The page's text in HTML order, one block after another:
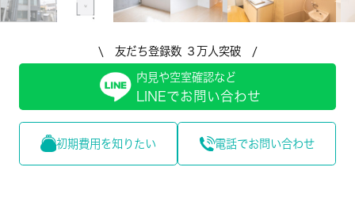
\ 友だち登録数 ３万人突破 /
内見や空室確認など
LINEでお問い合わせ
初期費用を知りたい 電話でお問い合わせ